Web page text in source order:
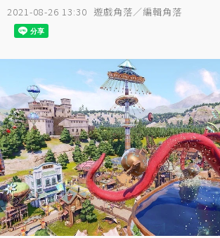
2021-08-26 13:30 遊戲角落／編輯角落